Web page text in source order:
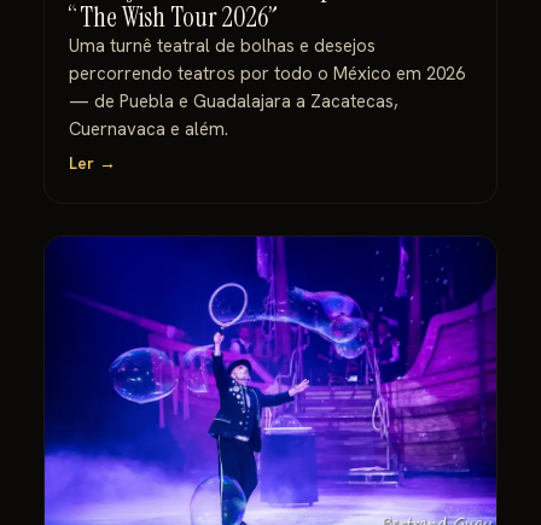
“The Wish Tour 2026”
Uma turnê teatral de bolhas e desejos
percorrendo teatros por todo o México em 2026
— de Puebla e Guadalajara a Zacatecas,
Cuernavaca e além.
Ler →